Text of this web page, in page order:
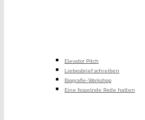
Elevator Pitch
Liebesbrief schreiben
Biografie-Workshop
Eine fesselnde Rede halten